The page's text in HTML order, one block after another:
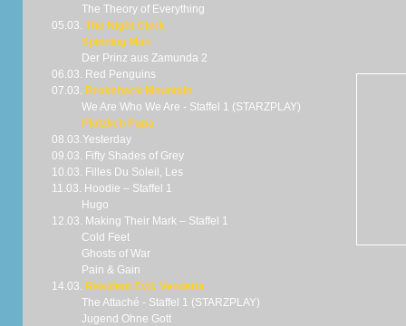
The Theory of Everything
05.03. The Night Clerk
Spinning Man
Der Prinz aus Zamunda 2
06.03. Red Penguins
07.03. Brokeback Mountain
We Are Who We Are - Staffel 1 (STARZPLAY)
Plötzlich Papa
08.03.Yesterday
09.03. Fifty Shades of Grey
10.03. Filles Du Soleil, Les
11.03. Hoodie – Staffel 1
Hugo
12.03. Making Their Mark – Staffel 1
Cold Feet
Ghosts of War
Pain & Gain
14.03. Resident Evil: Vendetta
The Attaché - Staffel 1 (STARZPLAY)
Jugend Ohne Gott